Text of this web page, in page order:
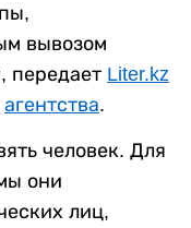
вывозом
передает Liter.kz
агентства.
человек. Для
они
лиц,